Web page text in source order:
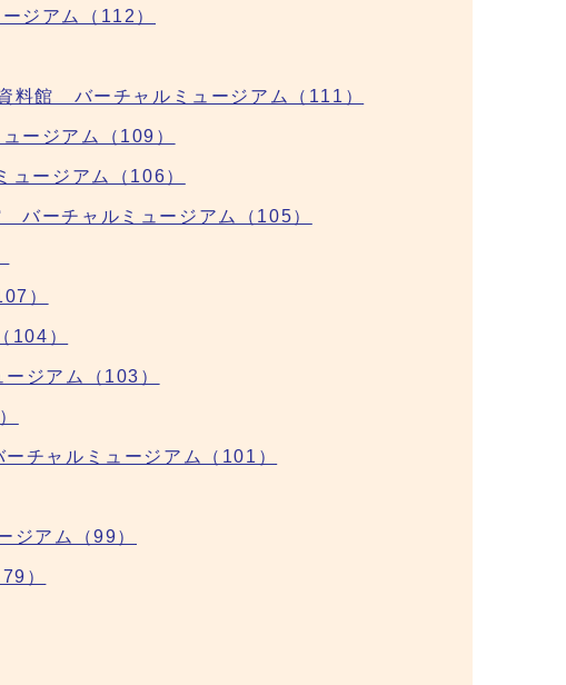
ジアム（112）
料館 バーチャルミュージアム（111）
ージアム（109）
ージアム（106）
バーチャルミュージアム（105）
）
104）
ジアム（103）
チャルミュージアム（101）
ジアム（99）
）